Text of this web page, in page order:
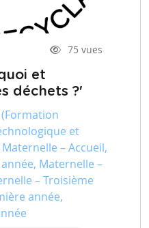
75 vues
et
déchets ?'
(Formation
et
Maternelle – Accueil,
Maternelle –
– Troisième
année,